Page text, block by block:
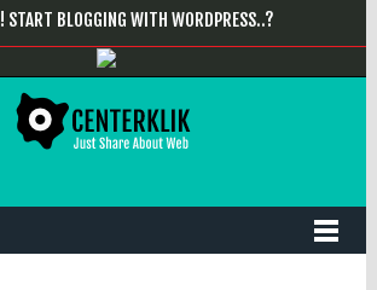
START BLOGGING WITH WORDPRESS..?